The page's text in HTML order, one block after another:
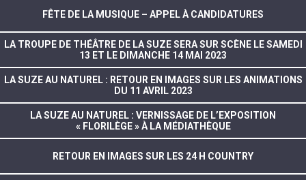
FÊTE DE LA MUSIQUE – APPEL À CANDIDATURES
LA TROUPE DE THÉÂTRE DE LA SUZE SERA SUR SCÈNE LE SAMEDI
13 ET LE DIMANCHE 14 MAI 2023
LA SUZE AU NATUREL : RETOUR EN IMAGES SUR LES ANIMATIONS
DU 11 AVRIL 2023
LA SUZE AU NATUREL : VERNISSAGE DE L’EXPOSITION
« FLORILÈGE » À LA MÉDIATHÈQUE
RETOUR EN IMAGES SUR LES 24 H COUNTRY